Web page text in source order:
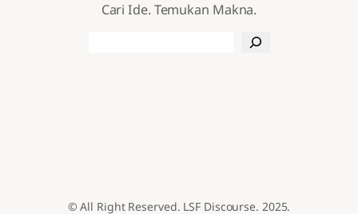
Cari Ide. Temukan Makna.
© All Right Reserved. LSF Discourse. 2025.